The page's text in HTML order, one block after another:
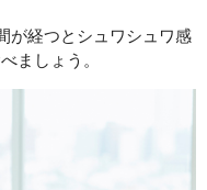
が経つとシュワシュワ感
ましょう。